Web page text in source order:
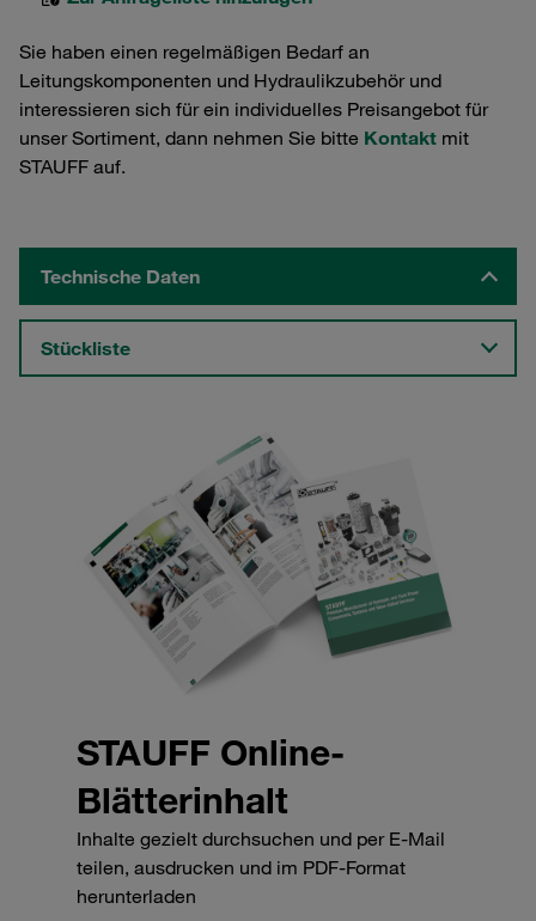
Sie haben einen regelmäßigen Bedarf an
Leitungskomponenten und Hydraulikzubehör und
interessieren sich für ein individuelles Preisangebot für
unser Sortiment, dann nehmen Sie bitte Kontakt mit
STAUFF auf.
Technische Daten
Stückliste
STAUFF Online-
Blätterinhalt
Inhalte gezielt durchsuchen und per E-Mail
teilen, ausdrucken und im PDF-Format
herunterladen